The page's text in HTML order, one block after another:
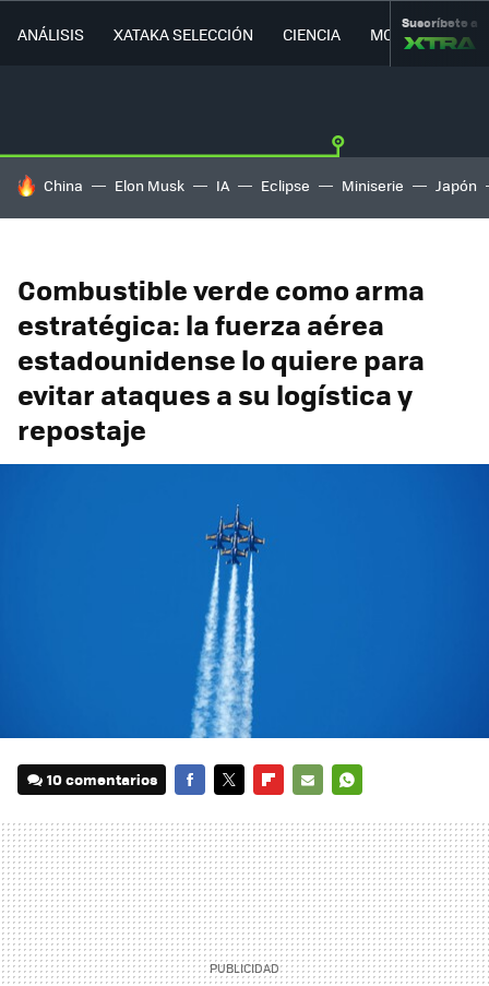
ANÁLISIS XATAKA SELECCIÓN CIENCIA MOVILIDAD
Suscríbete a
HOY SE HABLA DE
China Elon Musk IA Eclipse Miniserie Japón
Combustible verde como arma
estratégica: la fuerza aérea
estadounidense lo quiere para
evitar ataques a su logística y
repostaje
10 comentarios
MAIL